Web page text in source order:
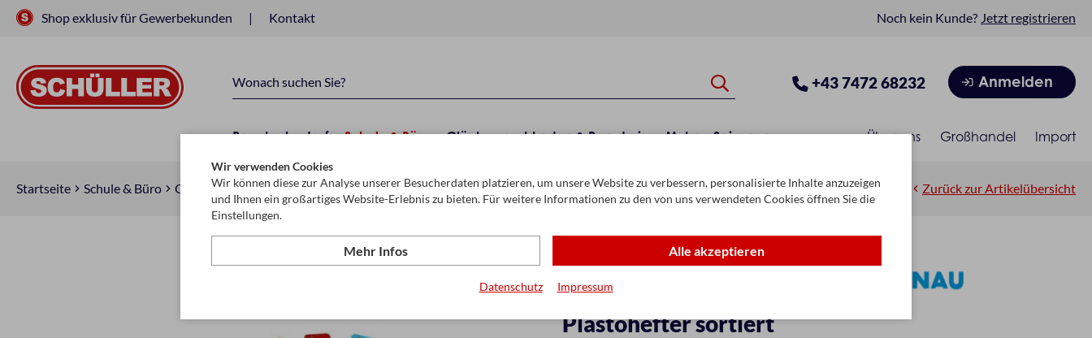
Shop exklusiv für Gewerbekunden Kontakt Noch kein Kunde? Jetzt registrieren
+43 7472 68232 Anmelden
Raucherbedarf Schule & Büro Glückwunschkarten & Papeterie Mehr Saisonen Über uns Großhandel Import
Startseite Schule & Büro Ordnen & Ordnungshilfen Ordner & Ordnungshilfen Zurück zur Artikelübersicht
Plastohefter sortiert
Wir verwenden Cookies
Wir können diese zur Analyse unserer Besucherdaten platzieren, um unsere Website zu verbessern, personalisierte Inhalte anzuzeigen
und Ihnen ein großartiges Website-Erlebnis zu bieten. Für weitere Informationen zu den von uns verwendeten Cookies öffnen Sie die
Einstellungen.
Mehr Infos Alle akzeptieren
Datenschutz Impressum